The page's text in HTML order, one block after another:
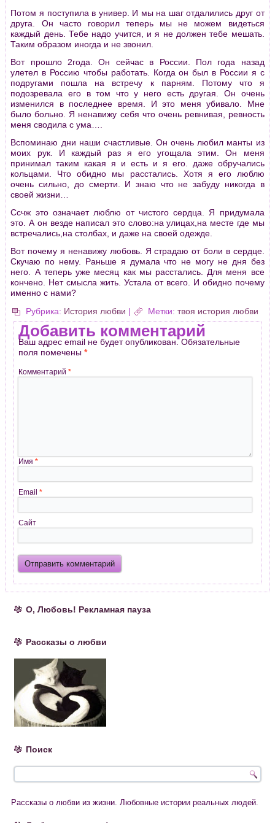
Потом я поступила в универ. И мы на шаг отдалились друг от
друга. Он часто говорил теперь мы не можем видеться
каждый день. Тебе надо учится, и я не должен тебе мешать.
Таким образом иногда и не звонил.
Вот прошло 2года. Он сейчас в России. Пол года назад
улетел в Россию чтобы работать. Когда он был в России я с
подругами пошла на встречу к парням. Потому что я
подозревала его в том что у него есть другая. Он очень
изменился в последнее время. И это меня убивало. Мне
было больно. Я ненавижу себя что очень ревнивая, ревность
меня сводила с ума….
Вспоминаю дни наши счастливые. Он очень любил манты из
моих рук. И каждый раз я его угощала этим. Он меня
принимал таким какая я и есть и я его. даже обручались
кольцами. Что обидно мы расстались. Хотя я его люблю
очень сильно, до смерти. И знаю что не забуду никогда в
своей жизни…
Ссчж это означает люблю от чистого сердца. Я придумала
это. А он везде написал это слово:на улицах,на месте где мы
встречались,на столбах, и даже на своей одежде.
Вот почему я ненавижу любовь. Я страдаю от боли в сердце.
Скучаю по нему. Раньше я думала что не могу не дня без
него. А теперь уже месяц как мы расстались. Для меня все
кончено. Нет смысла жить. Устала от всего. И обидно почему
именно с нами?
Рубрика: История любви | Метки: твоя история любви
Добавить комментарий
Ваш адрес email не будет опубликован. Обязательные
поля помечены*
Комментарий*
Имя*
Email*
Сайт
О, Любовь! Рекламная пауза
Рассказы о любви
Поиск
Рассказы о любви из жизни. Любовные истории реальных людей.